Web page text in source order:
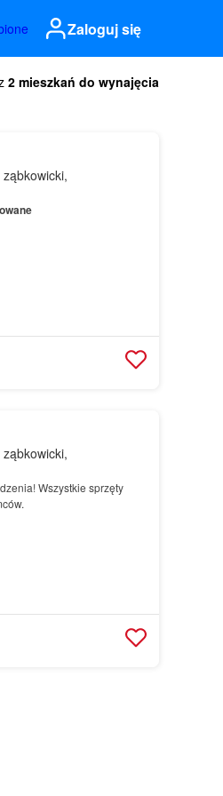
Zaloguj się
2 mieszkań do wynajęcia
Wszystkie sprzęty